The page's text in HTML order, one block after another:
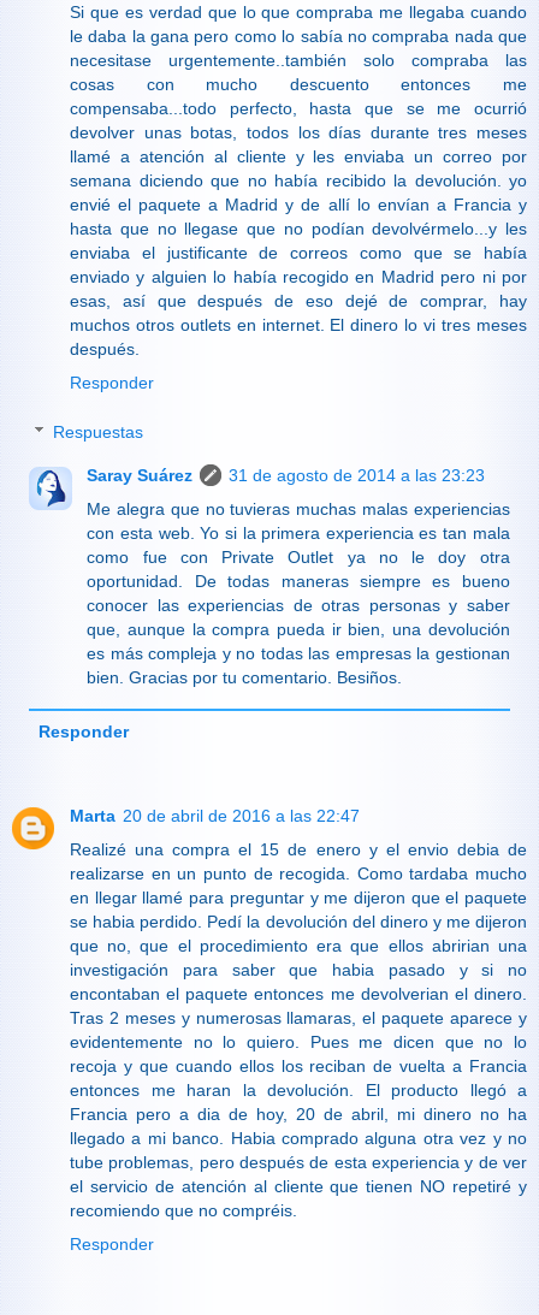
Si que es verdad que lo que compraba me llegaba cuando
le daba la gana pero como lo sabía no compraba nada que
necesitase urgentemente..también solo compraba las
cosas con mucho descuento entonces me
compensaba...todo perfecto, hasta que se me ocurrió
devolver unas botas, todos los días durante tres meses
llamé a atención al cliente y les enviaba un correo por
semana diciendo que no había recibido la devolución. yo
envié el paquete a Madrid y de allí lo envían a Francia y
hasta que no llegase que no podían devolvérmelo...y les
enviaba el justificante de correos como que se había
enviado y alguien lo había recogido en Madrid pero ni por
esas, así que después de eso dejé de comprar, hay
muchos otros outlets en internet. El dinero lo vi tres meses
después.
Responder
Respuestas
Saray Suárez
31 de agosto de 2014 a las 23:23
Me alegra que no tuvieras muchas malas experiencias
con esta web. Yo si la primera experiencia es tan mala
como fue con Private Outlet ya no le doy otra
oportunidad. De todas maneras siempre es bueno
conocer las experiencias de otras personas y saber
que, aunque la compra pueda ir bien, una devolución
es más compleja y no todas las empresas la gestionan
bien. Gracias por tu comentario. Besiños.
Responder
Marta 20 de abril de 2016 a las 22:47
Realizé una compra el 15 de enero y el envio debia de
realizarse en un punto de recogida. Como tardaba mucho
en llegar llamé para preguntar y me dijeron que el paquete
se habia perdido. Pedí la devolución del dinero y me dijeron
que no, que el procedimiento era que ellos abririan una
investigación para saber que habia pasado y si no
encontaban el paquete entonces me devolverian el dinero.
Tras 2 meses y numerosas llamaras, el paquete aparece y
evidentemente no lo quiero. Pues me dicen que no lo
recoja y que cuando ellos los reciban de vuelta a Francia
entonces me haran la devolución. El producto llegó a
Francia pero a dia de hoy, 20 de abril, mi dinero no ha
llegado a mi banco. Habia comprado alguna otra vez y no
tube problemas, pero después de esta experiencia y de ver
el servicio de atención al cliente que tienen NO repetiré y
recomiendo que no compréis.
Responder